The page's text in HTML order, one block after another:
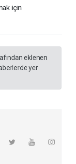
için
eklenen
yer